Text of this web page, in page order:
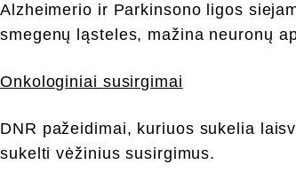
Alzheimerio ir Parkinsono ligos
smegenų ląsteles, mažina neuronų
Onkologiniai susirgimai
DNR pažeidimai, kuriuos sukelia
sukelti vėžinius susirgimus.